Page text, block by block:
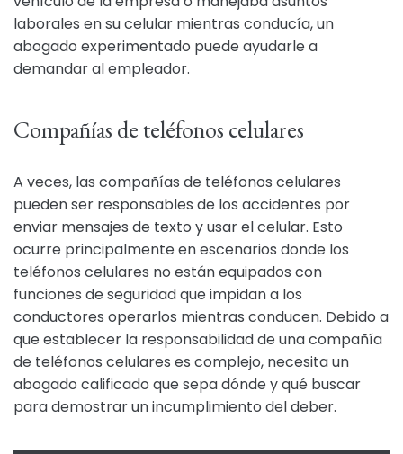
laborales en su celular mientras conducía, un
abogado experimentado puede ayudarle a
demandar al empleador.
Compañías de teléfonos celulares
A veces, las compañías de teléfonos celulares
pueden ser responsables de los accidentes por
enviar mensajes de texto y usar el celular. Esto
ocurre principalmente en escenarios donde los
teléfonos celulares no están equipados con
funciones de seguridad que impidan a los
conductores operarlos mientras conducen. Debido a
que establecer la responsabilidad de una compañía
de teléfonos celulares es complejo, necesita un
abogado calificado que sepa dónde y qué buscar
para demostrar un incumplimiento del deber.